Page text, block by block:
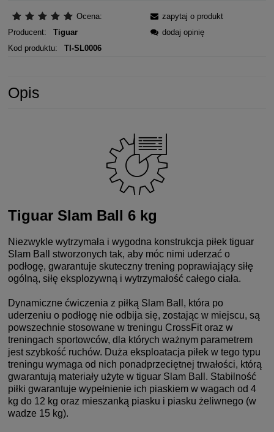
Ocena:
Producent:
Tiguar
Kod produktu:
TI-SL0006
zapytaj o produkt
dodaj opinię
Opis
Tiguar Slam Ball 6 kg
Niezwykle wytrzymała i wygodna konstrukcja piłek tiguar
Slam Ball stworzonych tak, aby móc nimi uderzać o
podłogę, gwarantuje skuteczny trening poprawiający siłę
ogólną, siłę eksplozywną i wytrzymałość całego ciała.
Dynamiczne ćwiczenia z piłką Slam Ball, która po
uderzeniu o podłogę nie odbija się, zostając w miejscu, są
powszechnie stosowane w treningu CrossFit oraz w
treningach sportowców, dla których ważnym parametrem
jest szybkość ruchów. Duża eksploatacja piłek w tego typu
treningu wymaga od nich ponadprzeciętnej trwałości, którą
gwarantują materiały użyte w tiguar Slam Ball. Stabilność
piłki gwarantuje wypełnienie ich piaskiem w wagach od 4
kg do 12 kg oraz mieszanką piasku i piasku żeliwnego (w
wadze 15 kg).